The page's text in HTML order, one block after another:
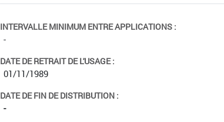
INTERVALLE MINIMUM ENTRE APPLICATIONS :
-
DATE DE RETRAIT DE L'USAGE :
01/11/1989
DATE DE FIN DE DISTRIBUTION :
-